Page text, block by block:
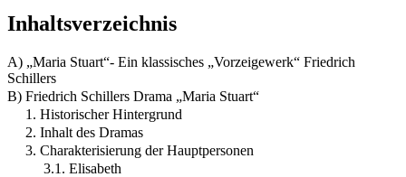
Inhaltsverzeichnis
A) „Maria Stuart“- Ein klassisches „Vorzeigewerk“ Friedrich
Schillers
B) Friedrich Schillers Drama „Maria Stuart“
1. Historischer Hintergrund
2. Inhalt des Dramas
3. Charakterisierung der Hauptpersonen
3.1. Elisabeth